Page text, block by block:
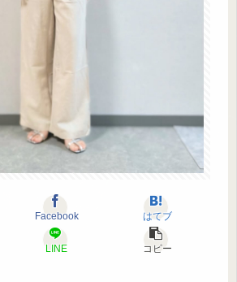
Facebook はてブ
LINE コピー